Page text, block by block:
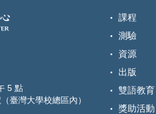
5 點
臺灣大學校總區內）
課程
測驗
資源
出版
雙語教育
獎助活動